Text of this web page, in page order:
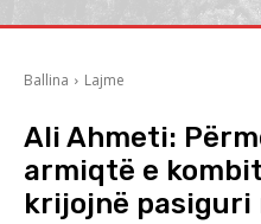
Ballina Lajme
Ali Ahmeti:
armiqtë e
krijojnë pasiguri